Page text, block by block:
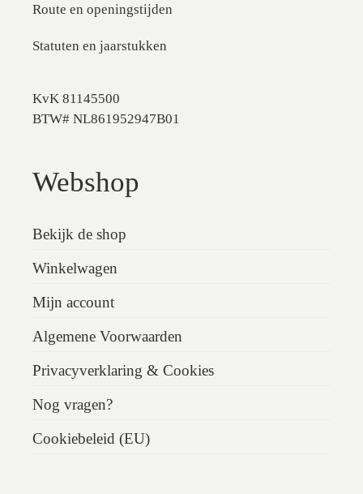
Route en openingstijden
Statuten en jaarstukken
KvK 81145500
BTW# NL861952947B01
Webshop
Bekijk de shop
Winkelwagen
Mijn account
Algemene Voorwaarden
Privacyverklaring & Cookies
Nog vragen?
Cookiebeleid (EU)